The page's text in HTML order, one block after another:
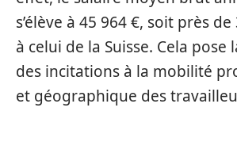
s’élève à 45 964 €, soit près
à celui de la Suisse. Cela pose
des incitations à la mobilité
et géographique des